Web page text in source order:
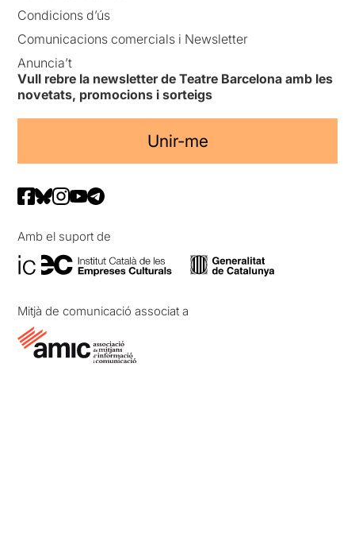
Condicions d’ús
Comunicacions comercials i Newsletter
Anuncia’t
Vull rebre la newsletter de Teatre Barcelona amb les
novetats, promocions i sorteigs
Unir-me
Amb el suport de
Mitjà de comunicació associat a